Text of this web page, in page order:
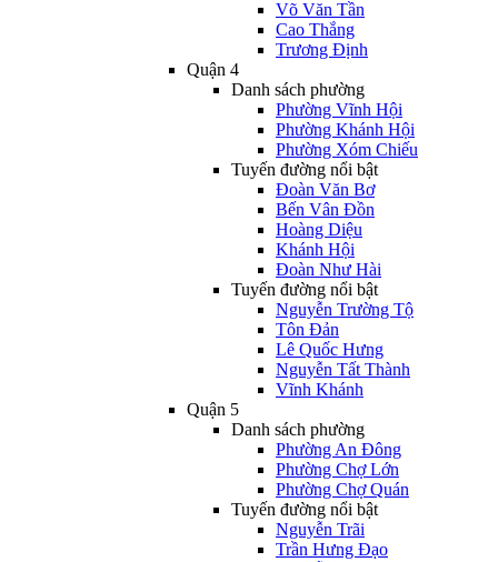
Võ Văn Tần
Cao Thắng
Trương Định
Quận 4
Danh sách phường
Phường Vĩnh Hội
Phường Khánh Hội
Phường Xóm Chiếu
Tuyến đường nổi bật
Đoàn Văn Bơ
Bến Vân Đồn
Hoàng Diệu
Khánh Hội
Đoàn Như Hài
Tuyến đường nổi bật
Nguyễn Trường Tộ
Tôn Đản
Lê Quốc Hưng
Nguyễn Tất Thành
Vĩnh Khánh
Quận 5
Danh sách phường
Phường An Đông
Phường Chợ Lớn
Phường Chợ Quán
Tuyến đường nổi bật
Nguyễn Trãi
Trần Hưng Đạo